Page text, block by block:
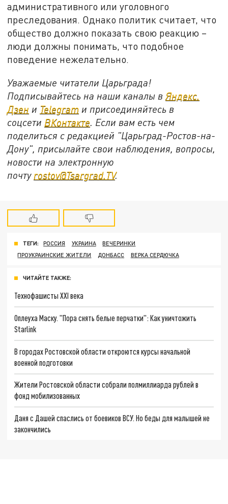
административного или уголовного
преследования. Однако политик считает, что
общество должно показать свою реакцию –
люди должны понимать, что подобное
поведение нежелательно.
Уважаемые читатели Царьграда!
Подписывайтесь на наши каналы вЯндекс.
Дзен и Telegram и присоединяйтесь в
соцсети ВКонтакте. Если вам есть чем
поделиться с редакцией "Царьград-Ростов-на-
Дону", присылайте свои наблюдения, вопросы,
новости на электронную
почту rostov@Tsargrad.ТV.
ТЕГИ: РОССИЯ УКРАИНА
ВЕЧЕРИНКИ
ПРОУКРАИНСКИЕ ЖИТЕЛИ
ДОНБАСС ВЕРКА СЕРДЮЧКА
ЧИТАЙТЕ ТАКЖЕ:
Технофашисты XXI века
Оплеуха Маску. "Пора снять белые перчатки": Как уничтожить
Starlink
В городах Ростовской области откроются курсы начальной
военной подготовки
Жители Ростовской области собрали полмиллиарда рублей в
фонд мобилизованных
Даня с Дашей спаслись от боевиков ВСУ. Но беды для малышей не
закончились